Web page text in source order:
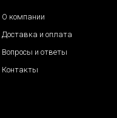
О компании
Доставка и оплата
Вопросы и ответы
Контакты